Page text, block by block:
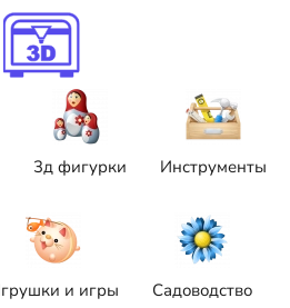
3д фигурки Инструменты
и игры Садоводство